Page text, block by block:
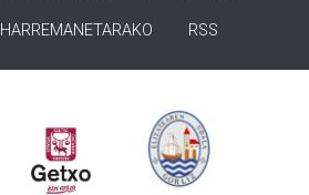
HARREMANETARAKO RSS